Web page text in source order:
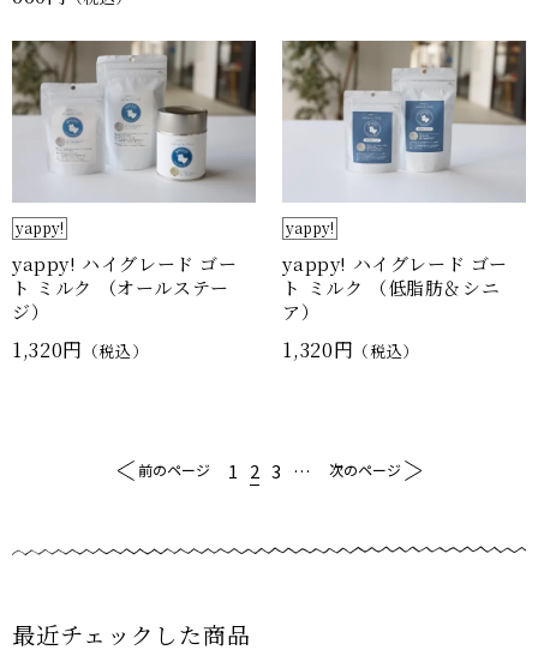
yappy!
yappy! ハイグレード ゴー
ト ミルク （オールステー
ジ）
1,320円 （税込）
yappy!
yappy! ハイグレード ゴー
ト ミルク （低脂肪＆シニ
ア）
1,320円 （税込）
前のページ 1 2 3 … 次のページ
最近チェックした商品